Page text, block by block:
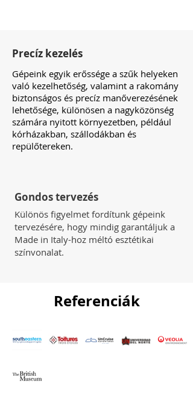
Precíz kezelés
Gépeink egyik erőssége a szűk helyeken
való kezelhetőség, valamint a rakomány
biztonságos és precíz manőverezésének
lehetősége, különösen a nagyközönség
számára nyitott környezetben, például
kórházakban, szállodákban és
repülőtereken.
Gondos tervezés
Különös figyelmet fordítunk gépeink
tervezésére, hogy mindig garantáljuk a
Made in Italy-hoz méltó esztétikai
színvonalat.
Referenciák